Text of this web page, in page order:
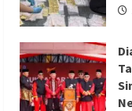
Berita Nasional
Kapolres
Perlengkapan